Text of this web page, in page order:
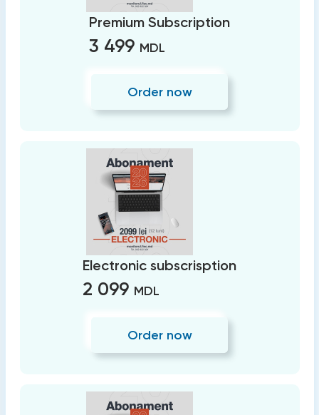
Premium Subscription
3 499 MDL
Order now
Electronic subscrisption
2 099 MDL
Order now